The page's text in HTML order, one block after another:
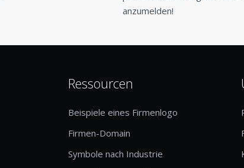
anzumelden!
Ressourcen
Beispiele eines Firmenlogo
Firmen-Domain
Symbole nach Industrie